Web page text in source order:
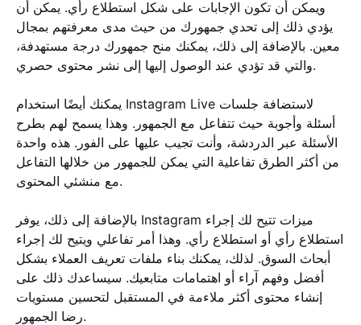
ويمكن أن تكون الإجابات على شكل استطلاع رأي. يمكن أن
يؤدي ذلك إلى تحدي جمهورك من حيث مدى معرفتهم بمجال
معين. بالإضافة إلى ذلك، يمكنك منح جمهورك درجة مستهدفة،
والتي قد تؤدي عند الوصول إليها إلى نشر محتوى حصري.
يمكنك أيضًا استخدام Instagram Live لاستضافة جلسات
أسئلة وأجوبة حيث تتفاعل مع الجمهور. وهذا يسمح لهم بطرح
الأسئلة عبر الدردشة، وأنت تجيب عليها على الفور. هذه واحدة
من أكثر الطرق تفاعلية التي يمكن للجمهور من خلالها التفاعل
مع منشئي المحتوى.
بالإضافة إلى ذلك، يوفر Instagram ميزات تتيح لك إجراء
استطلاع رأي أو استطلاع رأي. وهذا أمر تفاعلي ويتيح لك إجراء
أبحاث السوق. لذلك، يمكنك بناء ملفات تعريف العملاء بشكل
أفضل وفهم آراء أو اهتمامات متابعيك. سيساعدك ذلك على
إنشاء محتوى أكثر ملاءمة في المستقبل لتحسين مستويات
رضا الجمهور.